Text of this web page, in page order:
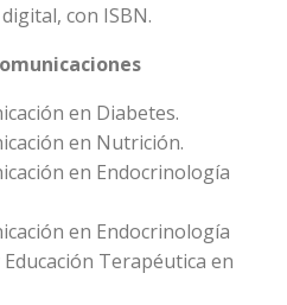
con ISBN.
en Diabetes.
en Nutrición.
en Endocrinología
en Endocrinología
Terapéutica en